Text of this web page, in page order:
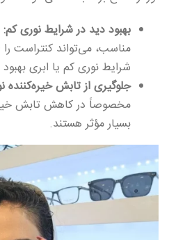
بهبود دید در شرایط نوری کم:
مناسب، می‌تواند کنتراست را
شرایط نوری کم یا ابری
جلوگیری از تابش خیره‌کننده
مخصوصاً در کاهش تابش
بسیار مؤثر هستند.